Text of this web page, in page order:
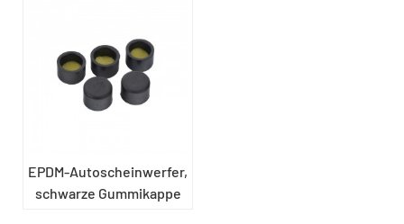
EPDM-Autoscheinwerfer,
schwarze Gummikappe